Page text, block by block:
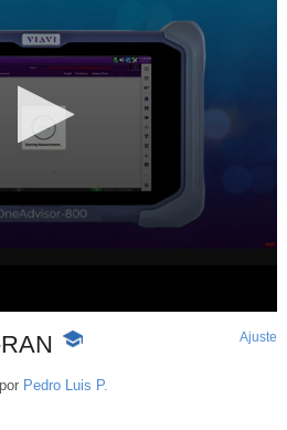
-
educativo
Ajuste
Pedro Luis P.